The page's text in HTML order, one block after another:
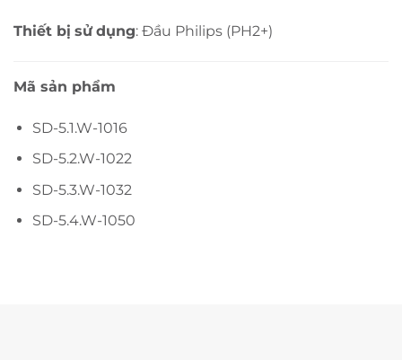
Thiết bị sử dụng: Đầu Philips (PH2+)
Mã sản phẩm
SD-5.1.W-1016
SD-5.2.W-1022
SD-5.3.W-1032
SD-5.4.W-1050